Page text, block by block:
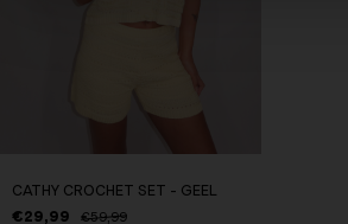
CATHY CROCHET SET - GEEL
€29,99
€59,99